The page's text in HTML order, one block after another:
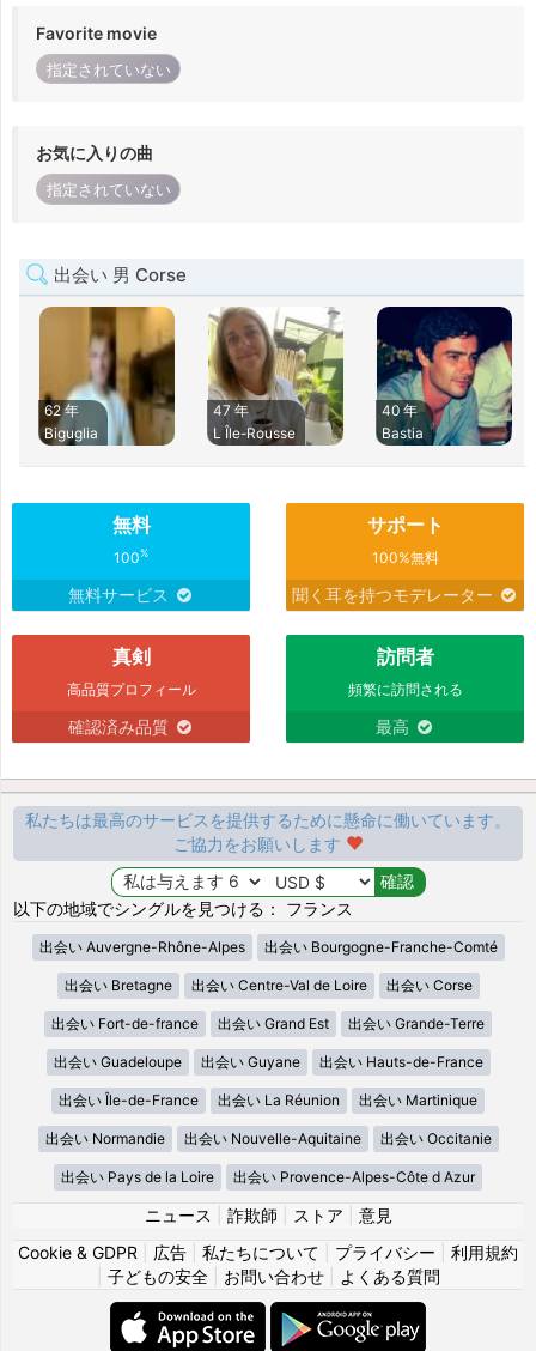
Favorite movie
指定されていない
お気に入りの曲
指定されていない
出会い 男 Corse
62 年
Biguglia
47 年
L Île-Rousse
40 年
Bastia
無料
100%
無料サービス
サポート
100%無料
聞く耳を持つモデレーター
真剣
高品質プロフィール
確認済み品質
訪問者
頻繁に訪問される
最高
私たちは最高のサービスを提供するために懸命に働いています。
ご協力をお願いします
以下の地域でシングルを見つける： フランス
出会い Auvergne-Rhône-Alpes 出会い Bourgogne-Franche-Comté
出会い Bretagne 出会い Centre-Val de Loire 出会い Corse
出会い Fort-de-france 出会い Grand Est 出会い Grande-Terre
出会い Guadeloupe 出会い Guyane 出会い Hauts-de-France
出会い Île-de-France 出会い La Réunion 出会い Martinique
出会い Normandie 出会い Nouvelle-Aquitaine 出会い Occitanie
出会い Pays de la Loire 出会い Provence-Alpes-Côte d Azur
ニュース 詐欺師 ストア
意見
Cookie & GDPR
広告 私たちについて プライバシー
利用規約
子どもの安全| お問い合わせ| よくある質問